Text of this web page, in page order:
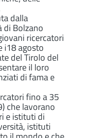
dalla
di Bolzano
ricercatori
i18 agosto
del Tirolo del
il loro
di fama e
fino a 35
che lavorano
e istituti di
istituti